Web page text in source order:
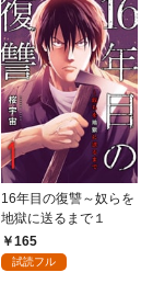
16年目の復讐～奴らを
地獄に送るまで１
165
試読フル